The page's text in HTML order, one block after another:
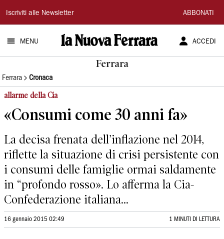
La
Nuova
Ferrara
Iscriviti alle Newsletter ABBONATI
MENU ACCEDI
Ferrara
Ferrara Cronaca
allarme della Cia
«Consumi come 30 anni fa»
La decisa frenata dell’inflazione nel 2014,
riflette la situazione di crisi persistente con
i consumi delle famiglie ormai saldamente
in “profondo rosso». Lo afferma la Cia-
Confederazione italiana...
16 gennaio 2015 02:49 1 MINUTI DI LETTURA